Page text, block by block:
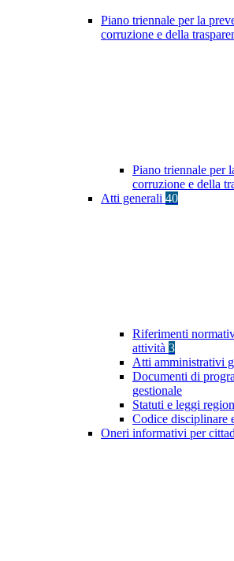
Piano triennale per la
corruzione e della
Piano triennale per
corruzione e della
Atti generali 40
Riferimenti
attività 3
Atti amministrativi
Documenti di
gestionale
Statuti e leggi
Codice disciplinare
Oneri informativi per